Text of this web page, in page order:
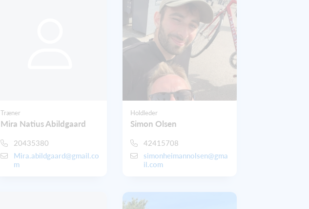
Træner
Mira Natius Abildgaard
20435380
Mira.abildgaard@gmail.co
m
Holdleder
Simon Olsen
42415708
simonheimannolsen@gma
il.com